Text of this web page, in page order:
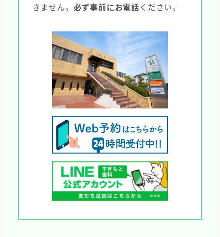
きません。 必ず事前にお電話ください。